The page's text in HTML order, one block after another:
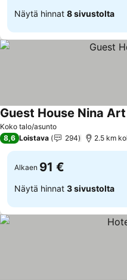
Näytä hinnat 8 sivustolta
Koko talo/asunto
Guest House Nina Art
8,6 Loistava 294 2.5 km
Alkaen 91 €
Näytä hinnat 3 sivustolta